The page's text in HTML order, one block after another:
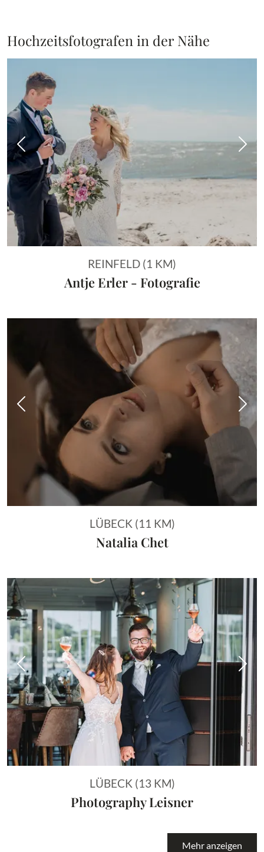
Hochzeitsfotografen in der Nähe
Vorheriges Bild
REINFELD (1 KM)
Antje Erler - Fotografie
Vorheriges Bild
LÜBECK (11 KM)
Natalia Chet
Vorheriges Bild
LÜBECK (13 KM)
Photography Leisner
Mehr anzeigen